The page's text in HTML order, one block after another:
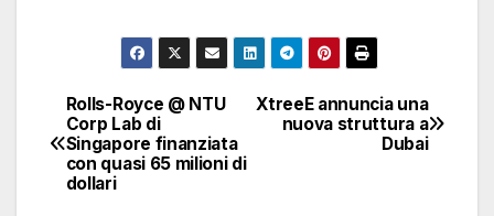
Navigazione
articoli
XtreeE annuncia una
nuova struttura a
Dubai
Rolls-Royce @ NTU
Corp Lab di
Singapore finanziata
con quasi 65 milioni di
dollari